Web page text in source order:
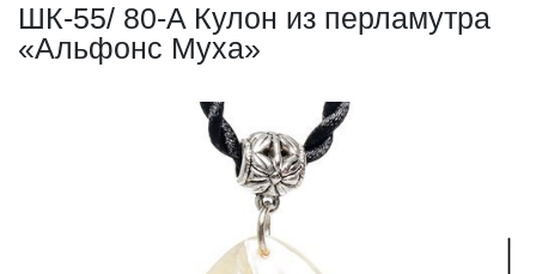
ШК-55/ 80-A Кулон из перламутра
«Альфонс Муха»